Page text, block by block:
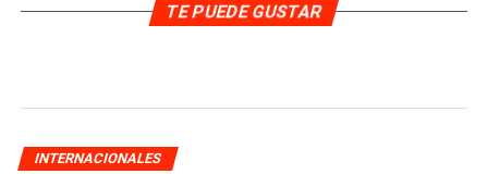
TE PUEDE GUSTAR
INTERNACIONALES